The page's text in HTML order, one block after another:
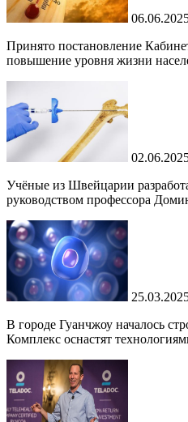
Принято постановление
повышение уровня жизни
Учёные из Швейцарии
руководством профессора
В городе Гуанчжоу началось
Комплекс оснастят